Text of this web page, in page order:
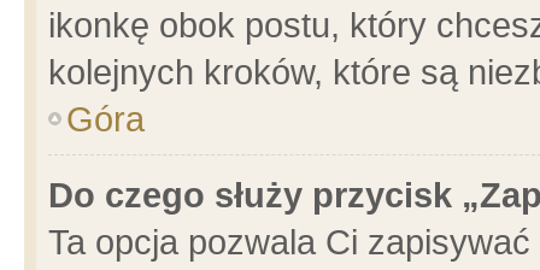
ikonkę obok postu, który
kolejnych kroków, które są
Góra
Do czego służy przycisk
Ta opcja pozwala Ci